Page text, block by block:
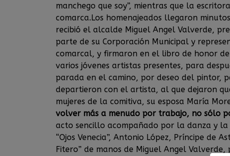
manchego que soy”, mientras que la
comarca.Los homenajeados llegaron
recibió el alcalde Miguel Angel Valverde,
parte de su Corporación Municipal y
comarcal, y firmaron en el libro de honor
varios jóvenes artistas presentes, para
parada en el camino, por deseo del pintor,
departieron con el artista, al que dejaron
mujeres de la comitiva, su esposa María
volver más a menudo por trabajo, no sólo
acto sencillo acompañado por la danza y
“Ojos Venecia”, Antonio López, Príncipe de
Fitero” de manos de Miguel Angel